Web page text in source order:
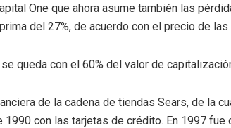
One que ahora asume también las
del 27%, de acuerdo con el precio de
queda con el 60% del valor de
de la cadena de tiendas Sears, de la
con las tarjetas de crédito. En 1997 fue